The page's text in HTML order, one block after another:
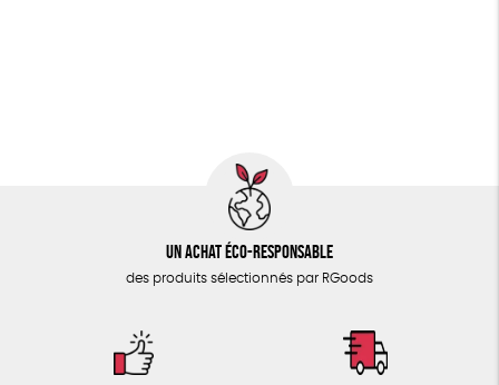
Un achat éco-responsable
des produits sélectionnés par RGoods